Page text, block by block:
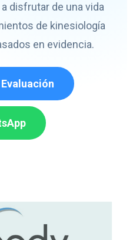
disfrutar de una vida
de kinesiología
en evidencia.